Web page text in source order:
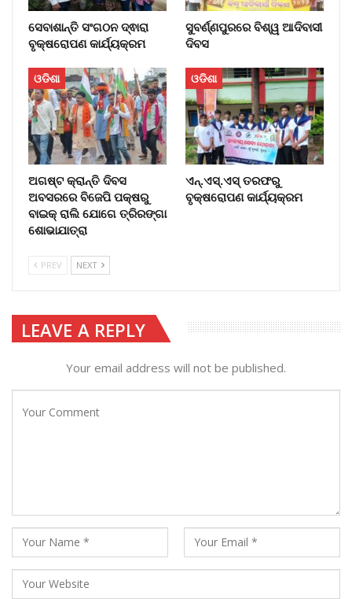
ସେବାଶାନ୍ତି ସଂଗଠନ ଦ୍ଵାରା
ବୃକ୍ଷରୋପଣ କାର୍ଯ୍ୟକ୍ରମ
ସୁବର୍ଣ୍ଣପୁରରେ ବିଶ୍ୱ ଆଦିବାସୀ
ଦିବସ
ଓଡିଶା
ଅଗଷ୍ଟ କ୍ରାନ୍ତି ଦିବସ
ଅବସରରେ ବିଜେପି ପକ୍ଷରୁ
ବାଇକ୍ ରାଲି ଯୋଗେ ତ୍ରିରଙ୍ଗା
ଶୋଭାଯାତ୍ରା
ଓଡିଶା
ଏନ୍‌.ଏସ୍.ଏସ୍‌ ତରଫରୁ
ବୃକ୍ଷରୋପଣ କାର୍ଯ୍ୟକ୍ରମ
PREV NEXT
LEAVE A REPLY
Your email address will not be published.